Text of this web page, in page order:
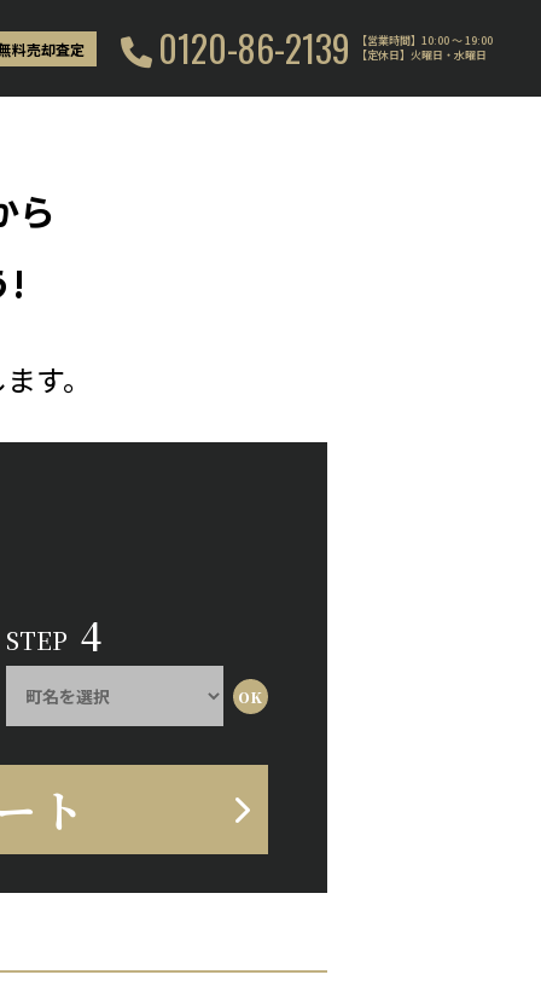
料売却査定 0120-86-2139
【営業時間】10:00 〜 19:00
【定休日】火曜日・水曜日
ら
!
す。
STEP 4
ト